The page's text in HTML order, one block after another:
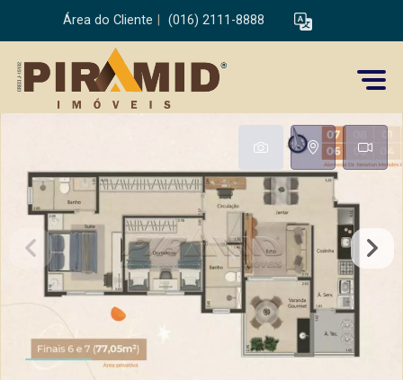
Área do Cliente (016) 2111-8888